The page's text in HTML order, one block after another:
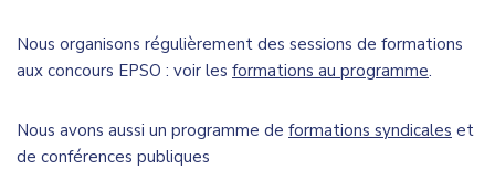
Nous organisons régulièrement des sessions de formations
aux concours EPSO : voir les formations au programme.
Nous avons aussi un programme de formations syndicales et
de conférences publiques